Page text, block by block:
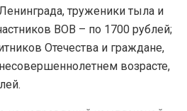
труженики тыла и
ВОВ – по 1700 рублей;
Отечества и граждане,
возрасте,